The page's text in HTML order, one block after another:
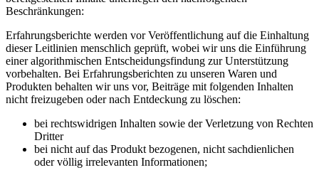
Beschränkungen:
Erfahrungsberichte werden vor Veröffentlichung auf die Einhaltung
dieser Leitlinien menschlich geprüft, wobei wir uns die Einführung
einer algorithmischen Entscheidungsfindung zur Unterstützung
vorbehalten. Bei Erfahrungsberichten zu unseren Waren und
Produkten behalten wir uns vor, Beiträge mit folgenden Inhalten
nicht freizugeben oder nach Entdeckung zu löschen:
bei rechtswidrigen Inhalten sowie der Verletzung von Rechten
Dritter
bei nicht auf das Produkt bezogenen, nicht sachdienlichen
oder völlig irrelevanten Informationen;